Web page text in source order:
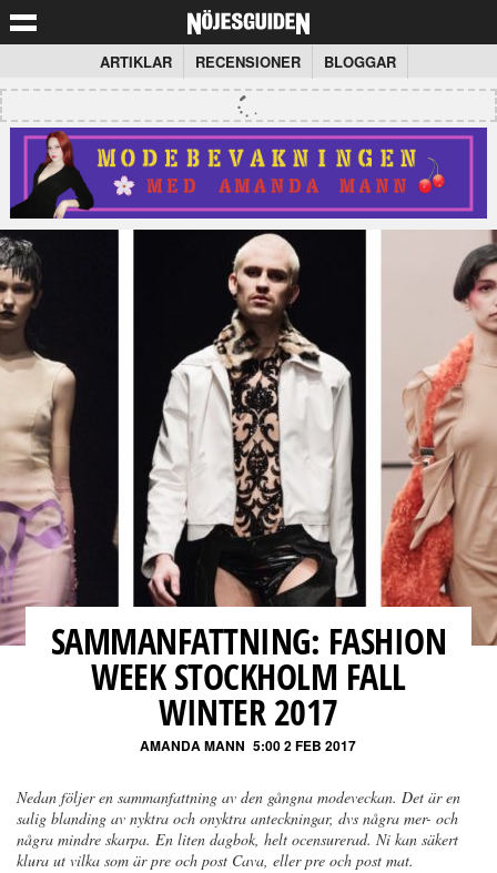
ARTIKLAR RECENSIONER BLOGGAR
SAMMANFATTNING: FASHION
WEEK STOCKHOLM FALL
WINTER 2017
AMANDA MANN 5:00 2 FEB 2017
Nedan följer en sammanfattning av den gångna modeveckan. Det är en
salig blanding av nyktra och onyktra anteckningar, dvs några mer- och
några mindre skarpa. En liten dagbok, helt ocensurerad. Ni kan säkert
klura ut vilka som är pre och post Cava, eller pre och post mat.